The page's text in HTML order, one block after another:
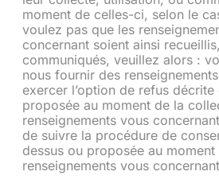
moment de celles-ci, selon le
voulez pas que les
concernant soient ainsi
communiqués, veuillez alors :
nous fournir des
exercer l’option de refus
proposée au moment de la
renseignements vous
de suivre la procédure de
dessus ou proposée au
renseignements vous